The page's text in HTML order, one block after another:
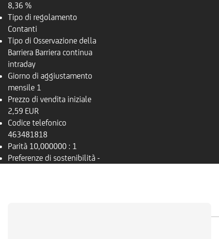
8,36 %
Tipo di regolamento
Contanti
Tipo di Osservazione della
Barriera Barriera continua
intraday
Giorno di aggiustamento
mensile 1
Prezzo di vendita iniziale
2,59 EUR
Codice telefonico
463481818
Parità 10,000000 : 1
Preferenze di sostenibilità -